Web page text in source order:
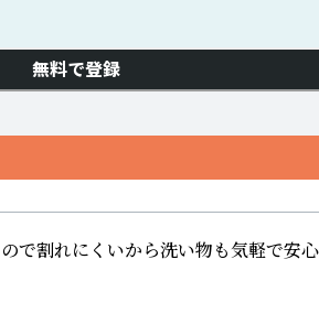
無料で登録
割れにくいから洗い物も気軽